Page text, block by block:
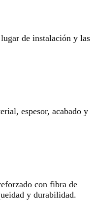
de instalación y las
espesor, acabado y
con fibra de
y durabilidad.